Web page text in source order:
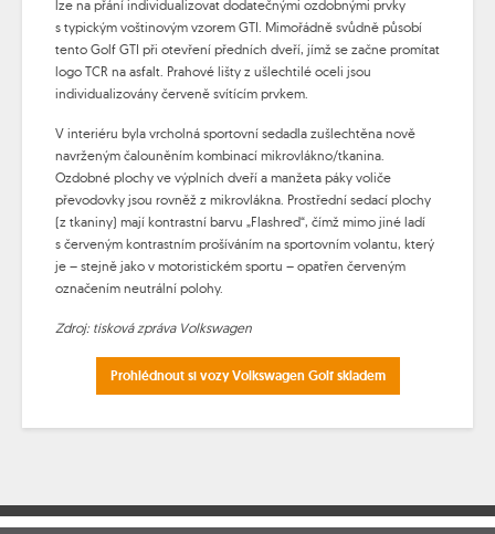
lze na přání individualizovat dodatečnými ozdobnými prvky
s typickým voštinovým vzorem GTI. Mimořádně svůdně působí
tento Golf GTI při otevření předních dveří, jímž se začne promítat
logo TCR na asfalt. Prahové lišty z ušlechtilé oceli jsou
individualizovány červeně svítícím prvkem.
V interiéru byla vrcholná sportovní sedadla zušlechtěna nově
navrženým čalouněním kombinací mikrovlákno/tkanina.
Ozdobné plochy ve výplních dveří a manžeta páky voliče
převodovky jsou rovněž z mikrovlákna. Prostřední sedací plochy
(z tkaniny) mají kontrastní barvu „Flashred“, čímž mimo jiné ladí
s červeným kontrastním prošíváním na sportovním volantu, který
je – stejně jako v motoristickém sportu – opatřen červeným
označením neutrální polohy.
Zdroj: tisková zpráva Volkswagen
Prohlédnout si vozy Volkswagen Golf skladem